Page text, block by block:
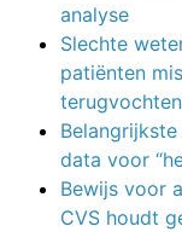
analyse
Slechte
patiënten
data voor
Bewijs voor
CVS houdt